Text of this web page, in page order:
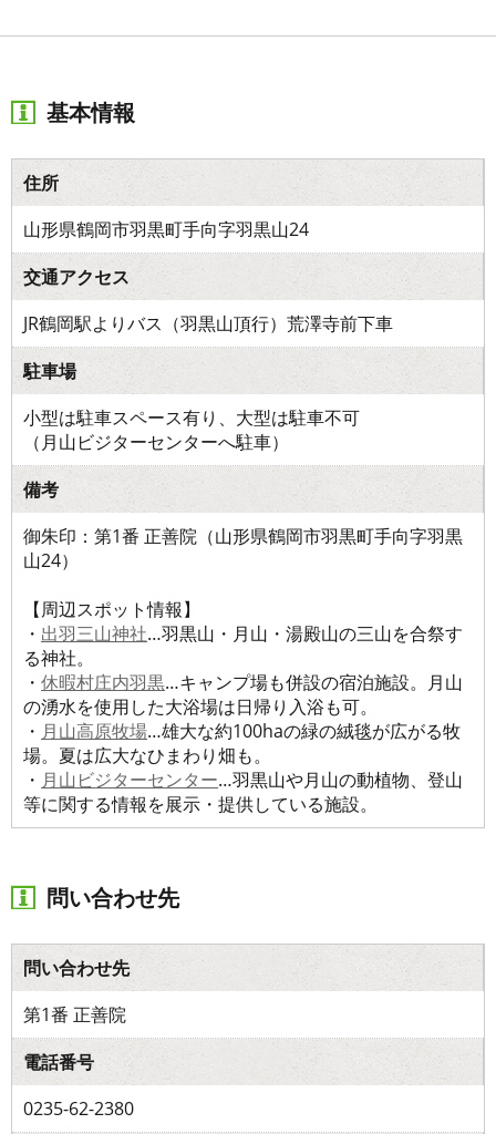
基本情報
住所
山形県鶴岡市羽黒町手向字羽黒山24
交通アクセス
JR鶴岡駅よりバス（羽黒山頂行）荒澤寺前下車
駐車場
小型は駐車スペース有り、大型は駐車不可
（月山ビジターセンターへ駐車）
備考
御朱印：第1番 正善院（山形県鶴岡市羽黒町手向字羽黒
山24）
【周辺スポット情報】
・ 出羽三山神社…羽黒山・月山・湯殿山の三山を合祭す
る神社。
・ 休暇村庄内羽黒…キャンプ場も併設の宿泊施設。月山
の湧水を使用した大浴場は日帰り入浴も可。
・ 月山高原牧場…雄大な約100haの緑の絨毯が広がる牧
場。夏は広大なひまわり畑も。
・ 月山ビジターセンター…羽黒山や月山の動植物、登山
等に関する情報を展示・提供している施設。
問い合わせ先
問い合わせ先
第1番 正善院
電話番号
0235-62-2380